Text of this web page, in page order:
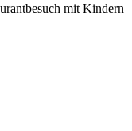
mit Kindern